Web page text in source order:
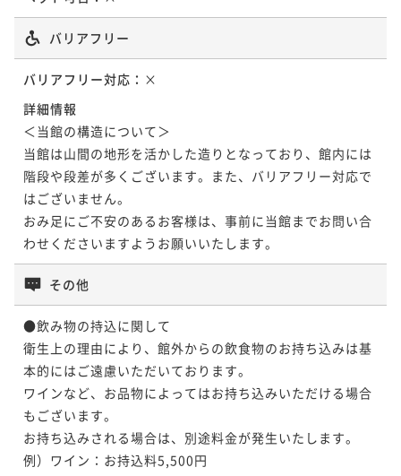
ときに ―
¥140,360~
別な宵
二食付き 事前決済可
IN 15:00 - 18:00 OUT11:00
ポイントアップ
【LA VILLA SPA 60分付】癒しのボディスパと会席を
味わう特別ご滞在
¥137,940~
ポイントアップ
【秋季限定】特選会席◆1日10名様限定グレードアップ
美食プラン 「松茸の土瓶蒸し＆松茸ご飯」／1泊2食付
二食付き 事前決済可
IN 15:00 - 18:00 OUT11:00
【30日前優待】海石榴伝統の会席料理を味わう至福の
お部屋食／1泊2食付
二食付き
¥114,950~
¥ 106,903 ~
ポイントアップ
【室数限定】特典付き美食プラン◆選べるメイン：米
沢牛ステーキor鮑の柔らか煮／1泊2食
¥119,790~
¥ 111,404 ~
ポイントアップ
【1日20名様限定】夕涼み、静寂のラウンジで過ごす特
別な宵
バリアフリー
バリアフリー対応： ×
詳細情報
＜当館の構造について＞
当館は山間の地形を活かした造りとなっており、館内には
階段や段差が多くございます。また、バリアフリー対応で
はございません。
おみ足にご不安のあるお客様は、事前に当館までお問い合
わせくださいますようお願いいたします。
その他
●飲み物の持込に関して
衛生上の理由により、館外からの飲食物のお持ち込みは基
本的にはご遠慮いただいております。
ワインなど、お品物によってはお持ち込みいただける場合
もございます。
お持ち込みされる場合は、別途料金が発生いたします。
例）ワイン：お持込料5,500円